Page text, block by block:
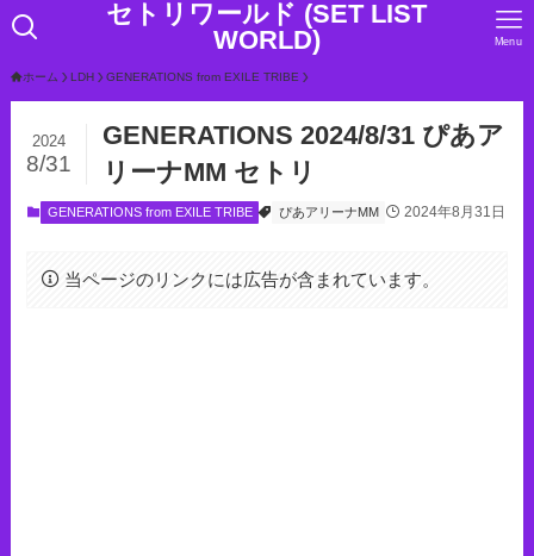
セトリワールド (SET LIST
WORLD)
Menu
ホーム LDH GENERATIONS from EXILE TRIBE
GENERATIONS 2024/8/31 ぴあア
リーナMM セトリ
2024
8/31
GENERATIONS from EXILE TRIBE ぴあアリーナMM 2024年8月31日
当ページのリンクには広告が含まれています。